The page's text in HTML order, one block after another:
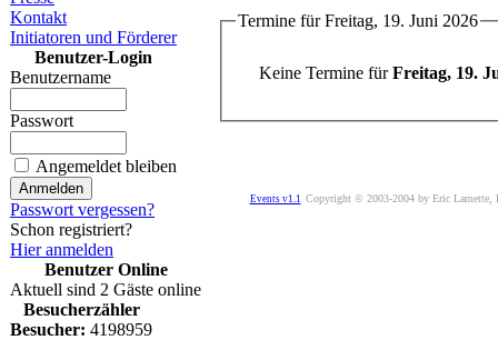
Kontakt
Initiatoren und Förderer
Benutzer-Login
Benutzername
Passwort
Angemeldet bleiben
Passwort vergessen?
Schon registriert?
Hier anmelden
Benutzer Online
Aktuell sind 2 Gäste online
Besucherzähler
Besucher: 4198959
Termine für Freitag, 19. Juni 2026
Keine Termine fürFreitag, 19.
Events v1.1 Copyright © 2003-2004 by Eric Lamette,